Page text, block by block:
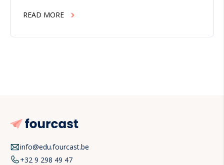
READ MORE
info@edu.fourcast.be
+32 9 298 49 47